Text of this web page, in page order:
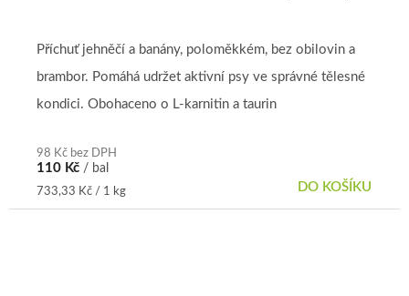
98 Kč bez DPH
110 Kč / bal
Měrná
cena:
733,33 Kč / 1 kg DO KOŠÍKU
Příchuť jehněčí a banány, poloměkkém, bez obilovin a
brambor. Pomáhá udržet aktivní psy ve správné tělesné
kondici. Obohaceno o L-karnitin a taurin